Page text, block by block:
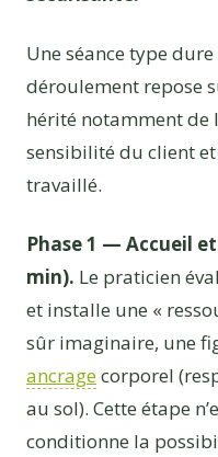
Une séance type
déroulement repose
hérité notamment de
sensibilité du client
travaillé.
Phase 1 — Accueil
min). Le praticien
et installe une «
sûr imaginaire, une
ancragecorporel
au sol). Cette étape
conditionne la